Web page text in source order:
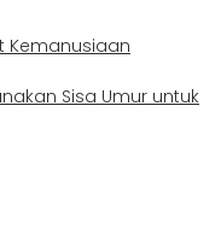
Kemanusiaan
Sisa Umur untuk